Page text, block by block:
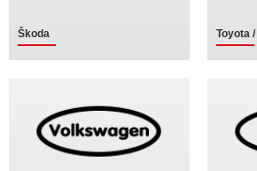
Škoda Toyota